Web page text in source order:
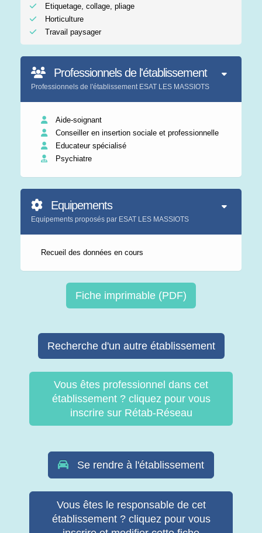
Etiquetage, collage, pliage
Horticulture
Travail paysager
Professionnels de l'établissement
Professionnels de l'établissement ESAT LES MASSIOTS
Aide-soignant
Conseiller en insertion sociale et professionnelle
Educateur spécialisé
Psychiatre
Equipements
Equipements proposés par ESAT LES MASSIOTS
Recueil des données en cours
Fiche imprimable (PDF)
Recherche d'un autre établissement
Vous êtes professionnel dans cet
établissement ? cliquez pour vous
inscrire sur Rétab-Réseau
Se rendre à l'établissement
Vous êtes le responsable de cet
établissement ? cliquez pour vous